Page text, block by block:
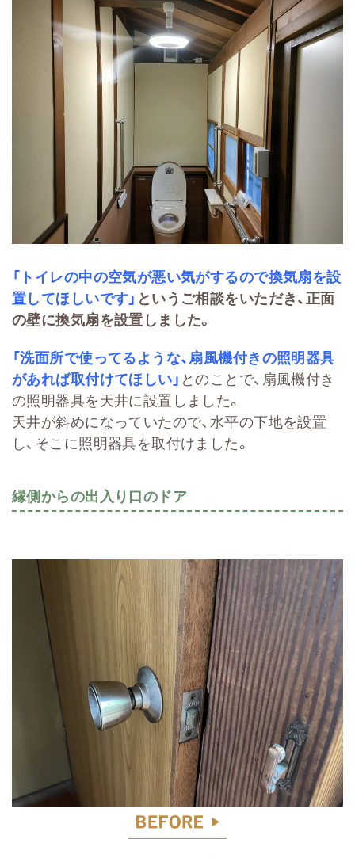
「トイレの中の空気が悪い気がするので換気扇を設
置してほしいです」 というご相談をいただき、正面
の壁に換気扇を設置しました。
「洗面所で使ってるような、扇風機付きの照明器具
があれば取付けてほしい」 とのことで、扇風機付き
の照明器具を天井に設置しました。
天井が斜めになっていたので、水平の下地を設置
し、そこに照明器具を取付けました。
縁側からの出入り口のドア